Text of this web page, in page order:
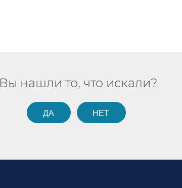
Вы нашли то, что искали?​​
ДА​​ НЕТ​​